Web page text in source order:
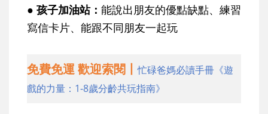
● 孩子加油站： 能說出朋友的優點缺點、練習
寫信卡片、能跟不同朋友一起玩
免費免運 歡迎索閱丨忙碌爸媽必讀手冊《遊
戲的力量：1-8歲分齡共玩指南》